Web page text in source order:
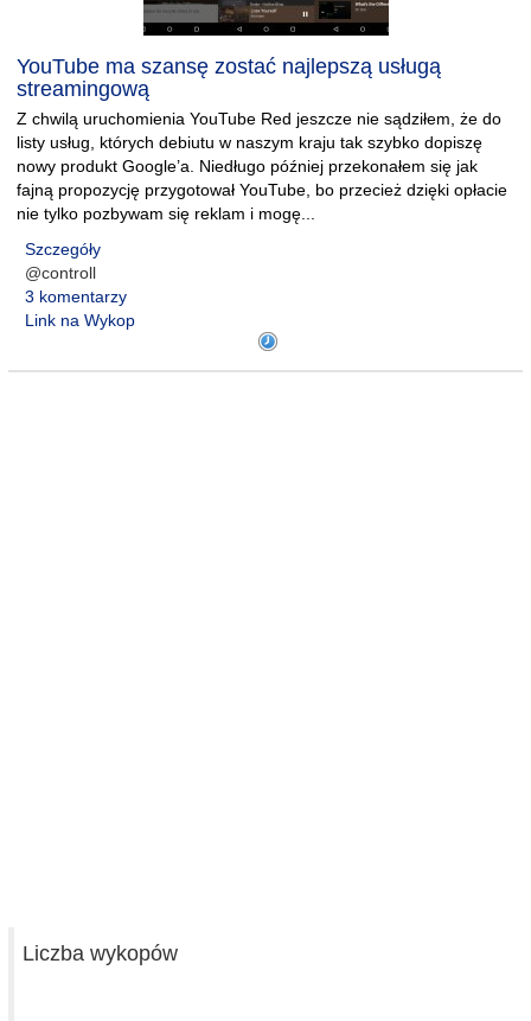
YouTube ma szansę zostać najlepszą usługą
streamingową
Z chwilą uruchomienia YouTube Red jeszcze nie sądziłem, że do
listy usług, których debiutu w naszym kraju tak szybko dopiszę
nowy produkt Google’a. Niedługo później przekonałem się jak
fajną propozycję przygotował YouTube, bo przecież dzięki opłacie
nie tylko pozbywam się reklam i mogę...
Szczegóły
@controll
3 komentarzy
Link na Wykop
Liczba wykopów